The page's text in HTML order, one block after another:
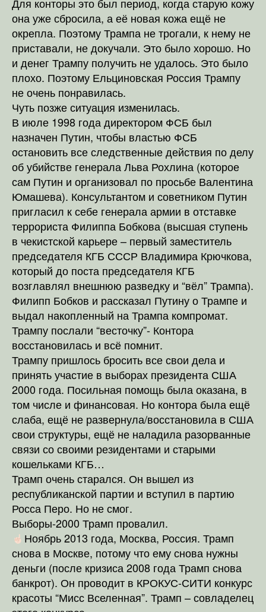
она уже сбросила, а её новая кожа ещё не
окрепла. Поэтому Трампа не трогали, к нему не
приставали, не докучали. Это было хорошо. Но
и денег Трампу получить не удалось. Это было
плохо. Поэтому Ельциновская Россия Трампу
не очень понравилась.
Чуть позже ситуация изменилась.
В июле 1998 года директором ФСБ был
назначен Путин, чтобы властью ФСБ
остановить все следственные действия по делу
об убийстве генерала Льва Рохлина (которое
сам Путин и организовал по просьбе Валентина
Юмашева). Консультантом и советником Путин
пригласил к себе генерала армии в отставке
террориста Филиппа Бобкова (высшая ступень
в чекистской карьере – первый заместитель
председателя КГБ СССР Владимира Крючкова,
который до поста председателя КГБ
возглавлял внешнюю разведку и “вёл” Трампа).
Филипп Бобков и рассказал Путину о Трампе и
выдал накопленный на Трампа компромат.
Трампу послали “весточку”- Контора
восстановилась и всё помнит.
Трампу пришлось бросить все свои дела и
принять участие в выборах президента США
2000 года. Посильная помощь была оказана, в
том числе и финансовая. Но контора была ещё
слаба, ещё не развернула/восстановила в США
свои структуры, ещё не наладила разорванные
связи со своими резидентами и старыми
кошельками КГБ…
Трамп очень старался. Он вышел из
республиканской партии и вступил в партию
Росса Перо. Но не смог.
Выборы-2000 Трамп провалил.
Ноябрь 2013 года, Москва, Россия. Трамп
снова в Москве, потому что ему снова нужны
деньги (после кризиса 2008 года Трамп снова
банкрот). Он проводит в КРОКУС-СИТИ конкурс
красоты “Мисс Вселенная”. Трамп – совладелец